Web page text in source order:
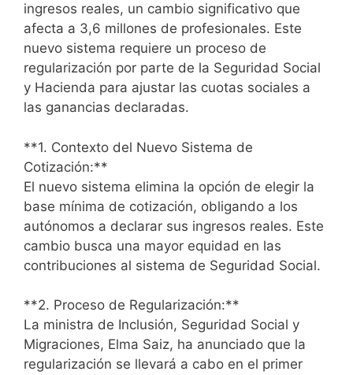
ingresos reales, un cambio significativo que
afecta a 3,6 millones de profesionales. Este
nuevo sistema requiere un proceso de
regularización por parte de la Seguridad Social
y Hacienda para ajustar las cuotas sociales a
las ganancias declaradas.
**1. Contexto del Nuevo Sistema de
Cotización:**
El nuevo sistema elimina la opción de elegir la
base mínima de cotización, obligando a los
autónomos a declarar sus ingresos reales. Este
cambio busca una mayor equidad en las
contribuciones al sistema de Seguridad Social.
**2. Proceso de Regularización:**
La ministra de Inclusión, Seguridad Social y
Migraciones, Elma Saiz, ha anunciado que la
regularización se llevará a cabo en el primer